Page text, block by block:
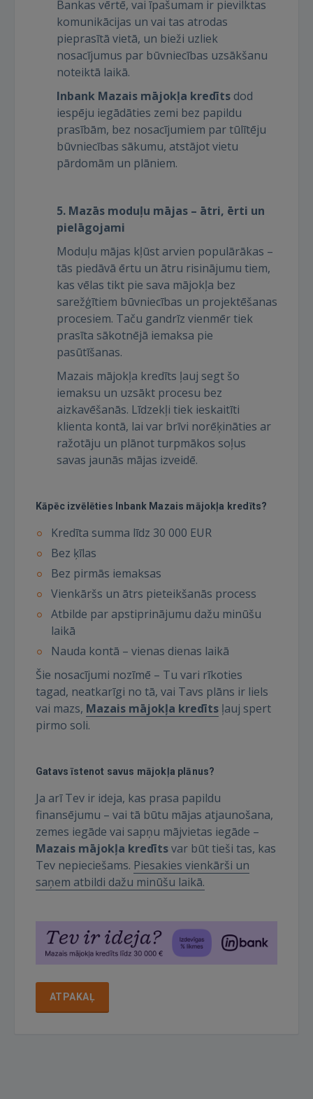
Aizmirsāt paroli? Atcerēties?
FACEBOOK
 Sign in with Apple
Vēl neesat reģistrējies?
REĢISTRĀCIJA
Bankas vērtē, vai īpašumam ir pievilktas
komunikācijas un vai tas atrodas
pieprasītā vietā, un bieži uzliek
nosacījumus par būvniecības uzsākšanu
noteiktā laikā.
Inbank Mazais mājokļa kredīts dod
iespēju iegādāties zemi bez papildu
prasībām, bez nosacījumiem par tūlītēju
būvniecības sākumu, atstājot vietu
pārdomām un plāniem.
5. Mazās moduļu mājas – ātri, ērti un
pielāgojami
Moduļu mājas kļūst arvien populārākas –
tās piedāvā ērtu un ātru risinājumu tiem,
kas vēlas tikt pie sava mājokļa bez
sarežģītiem būvniecības un projektēšanas
procesiem. Taču gandrīz vienmēr tiek
prasīta sākotnējā iemaksa pie
pasūtīšanas.
Mazais mājokļa kredīts ļauj segt šo
iemaksu un uzsākt procesu bez
aizkavēšanās. Līdzekļi tiek ieskaitīti
klienta kontā, lai var brīvi norēķināties ar
ražotāju un plānot turpmākos soļus
savas jaunās mājas izveidē.
Kāpēc izvēlēties Inbank Mazais mājokļa kredīts?
Kredīta summa līdz 30 000 EUR
Bez ķīlas
Bez pirmās iemaksas
Vienkāršs un ātrs pieteikšanās process
Atbilde par apstiprinājumu dažu minūšu
laikā
Nauda kontā – vienas dienas laikā
Šie nosacījumi nozīmē – Tu vari rīkoties
tagad, neatkarīgi no tā, vai Tavs plāns ir liels
vai mazs, Mazais mājokļa kredīts ļauj spert
pirmo soli.
Gatavs īstenot savus mājokļa plānus?
Ja arī Tev ir ideja, kas prasa papildu
finansējumu – vai tā būtu mājas atjaunošana,
zemes iegāde vai sapņu mājvietas iegāde –
Mazais mājokļa kredītsvar būt tieši tas, kas
Tev nepieciešams. Piesakies vienkārši un
saņem atbildi dažu minūšu laikā.
ATPAKAĻ